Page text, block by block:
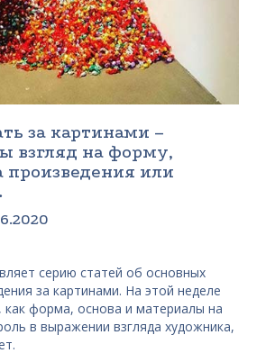
за картинами –
взгляд на форму,
произведения или
серию статей об основных
за картинами. На этой неделе
форма, основа и материалы на
в выражении взгляда художника,